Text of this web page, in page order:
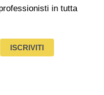
in tutta
ISCRIVITI